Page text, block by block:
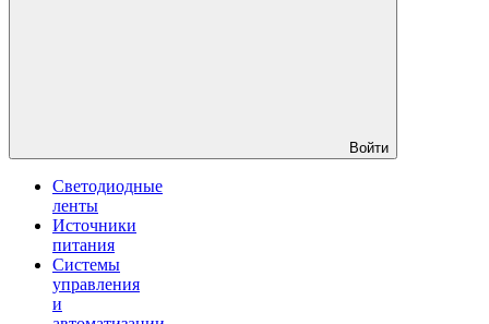
Войти
Светодиодные
ленты
Источники
питания
Системы
управления
и